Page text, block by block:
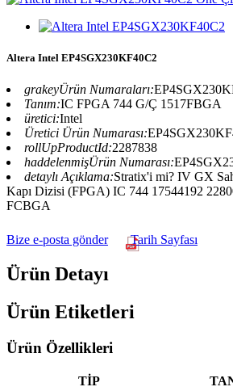
Altera Intel EP4SGX230KF40C2
grakeyÜrün Numaraları:
Tanım:IC FPGA 744 G/Ç 1517FBGA
üretici:Intel
Üretici Ürün Numarası:
rollUpProductId:2287838
haddelenmişÜrün Numarası:
detaylı Açıklama:Stratix'i mi? IV GX
Kapı Dizisi (FPGA) IC 744 17544192
FCBGA
Bize e-posta gönder Tarih Sayfası
Ürün Detayı
Ürün Etiketleri
Ürün Özellikleri
TİP